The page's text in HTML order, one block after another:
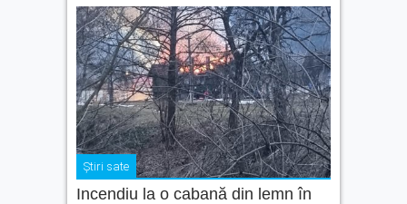
Știri sate
Incendiu la o cabană din lemn în